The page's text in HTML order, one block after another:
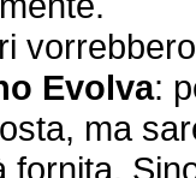
Evolva:
ma
fornita.